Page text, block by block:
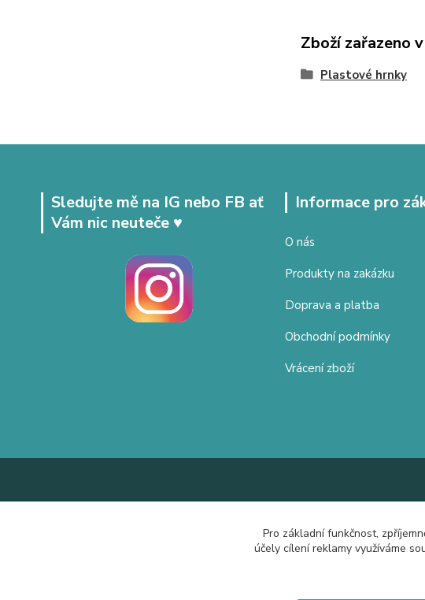
Zboží zařazeno
Plastové hrnky
Sledujte mě na IG nebo FB ať
Vám nic neuteče ♥
Informace pro
O nás
Produkty na zakázku
Doprava a platba
Obchodní podmínky
Vrácení zboží
Pro základní funkčnost,
účely cílení reklamy využíváme